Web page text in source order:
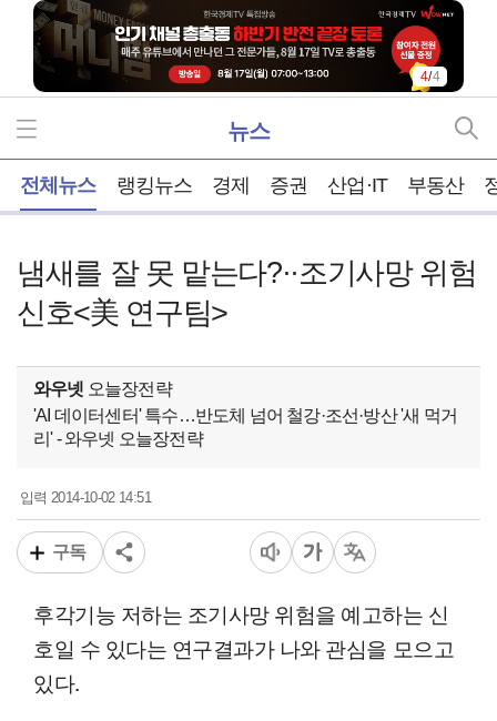
4/4
뉴스
전체뉴스 랭킹뉴스 경제 증권 산업·IT 부동산
냄새를 잘 못 맡는다?··조기사망 위험
신호<美 연구팀>
와우넷 오늘장전략
'AI 데이터센터' 특수…반도체 넘어 철강·조선·방산 '새 먹거
리' - 와우넷 오늘장전략
입력2014-10-02 14:51
구독
후각기능 저하는 조기사망 위험을 예고하는 신
호일 수 있다는 연구결과가 나와 관심을 모으고
있다.